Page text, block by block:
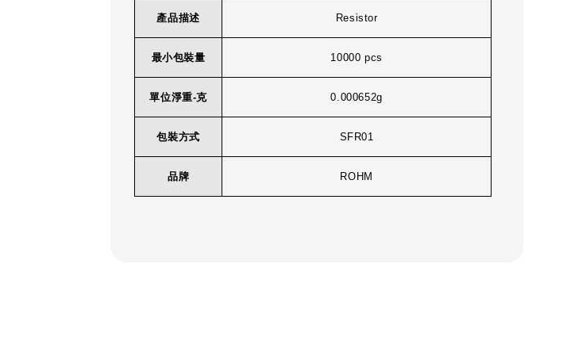
產品描述 Resistor
最小包裝量 10000 pcs
單位淨重-克 0.000652g
包裝方式 SFR01
品牌 ROHM